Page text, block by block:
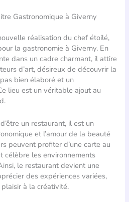
Gastronomique à Giverny
réalisation du chef étoilé,
la gastronomie à Giverny. En
dans un cadre charmant, il attire
d’art, désireux de découvrir la
bien élaboré et un
lieu est un véritable ajout au
un restaurant, il est un
et l’amour de la beauté
peuvent profiter d’une carte au
célèbre les environnements
le restaurant devient une
des expériences variées,
à la créativité.